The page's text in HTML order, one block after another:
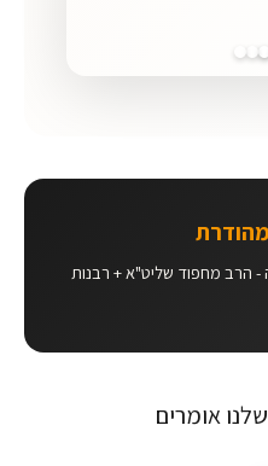
- הרב מחפוד שליט"א + רבנות
אומרים